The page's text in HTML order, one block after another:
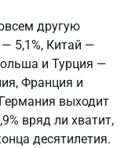
другую
5,1%, Китай —
и Турция —
Франция и
выходит
вряд ли хватит,
десятилетия.